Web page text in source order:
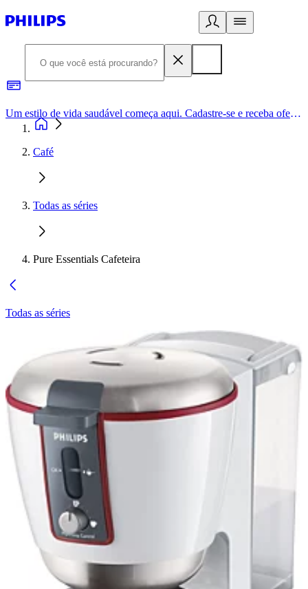
Um estilo de vida saudável começa aqui. Cadastre-se e receba ofertas exclusivas.
Café
Todas as séries
Pure Essentials Cafeteira
Todas as séries